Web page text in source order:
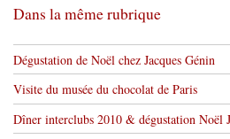
Dans la même rubrique
Dégustation de Noël chez Jacques Génin
Visite du musée du chocolat de Paris
Dîner interclubs 2010 & dégustation Noël